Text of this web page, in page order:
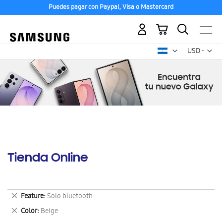
Puedes pagar con Paypal, Visa o Mastercard
USD -
dólar
Mi carrito
Tienda Online
Feature Solo bluetooth
Eliminar
este
artículo
Color Beige
Eliminar